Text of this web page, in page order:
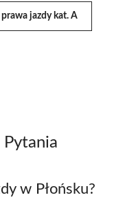
prawa jazdy kat. A
Pytania
w Płońsku?